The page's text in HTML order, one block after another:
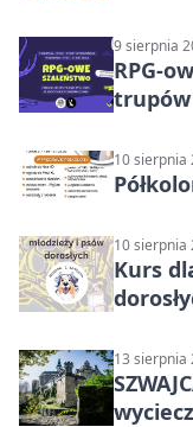
9 sierpnia
RPG-
trupów
10 sierpnia
10 sierpnia
Kurs
13 sierpnia